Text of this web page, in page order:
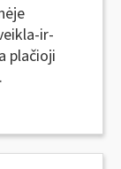
ir-
plačioji